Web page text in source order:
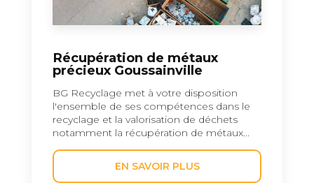
Récupération de métaux
précieux Goussainville
BG Recyclage met à votre disposition
l'ensemble de ses compétences dans le
recyclage et la valorisation de déchets
notamment la récupération de métaux...
EN SAVOIR PLUS